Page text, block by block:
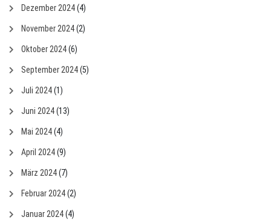
Dezember 2024(4)
November 2024(2)
Oktober 2024(6)
September 2024(5)
Juli 2024(1)
Juni 2024(13)
Mai 2024(4)
April 2024(9)
März 2024(7)
Februar 2024(2)
Januar 2024(4)